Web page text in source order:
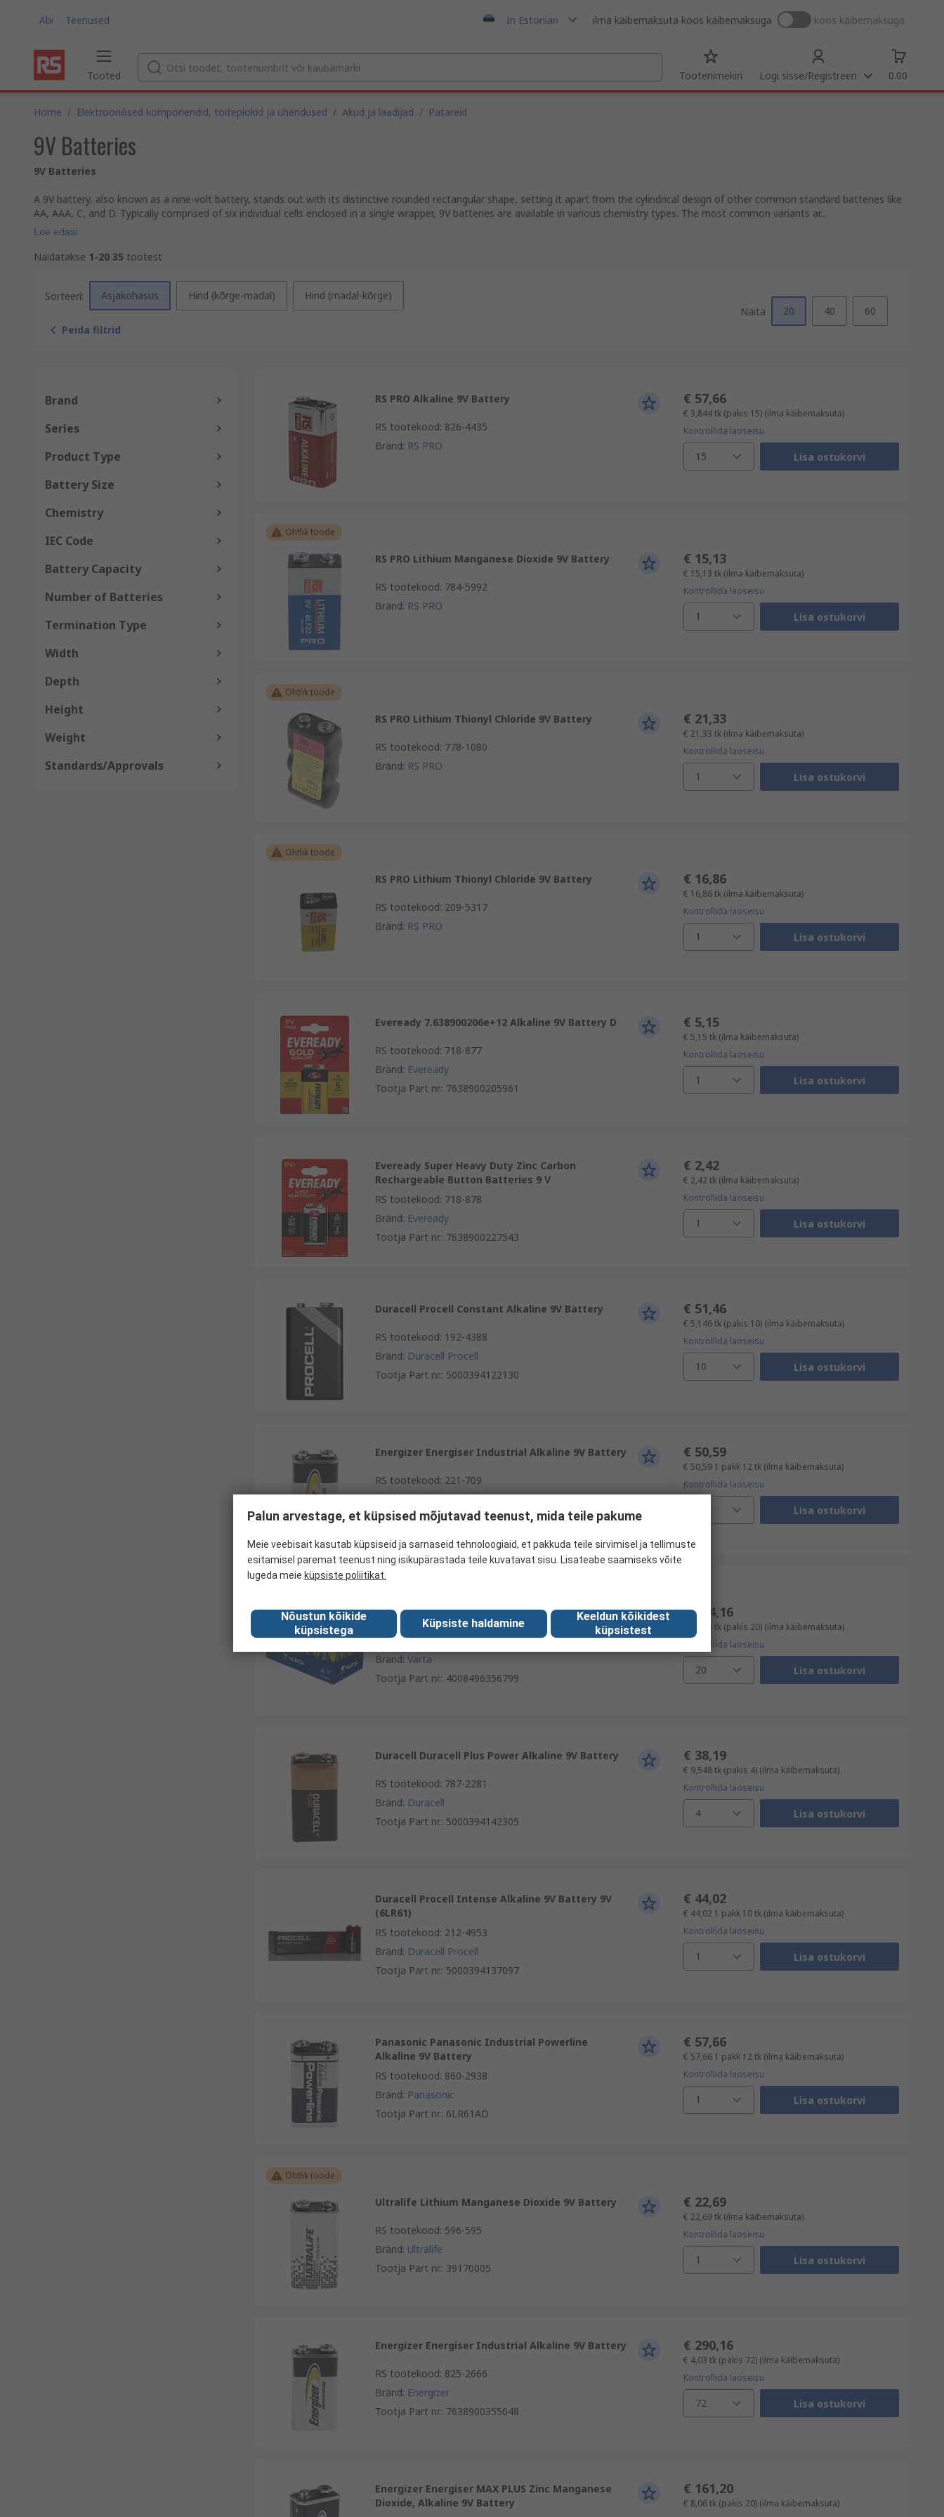
Abi Teenused In Estonian ilma käibemaksuta koos käibemaksuga koos käibemaksuga
Tooted Tootenimekiri Logi sisse/Registreeri 0.00
Home / Elektroonilised komponendid, toiteplokid ja ühendused / Akud ja laadijad / Patareid
9V Batteries
9V Batteries
A 9V battery, also known as a nine-volt battery, stands out with its distinctive rounded rectangular shape, setting it apart from the cylindrical design of other common standard batteries like
AA, AAA, C, and D. Typically comprised of six individual cells enclosed in a single wrapper, 9V batteries are available in various chemistry types. The most common variants ar...
Loe edasi
Näidatakse 1-20 35 tootest
Sorteeri: Asjakohasus Hind (kõrge-madal) Hind (madal-kõrge)
Peida filtrid
Näita 20 40 60
Brand
Series
Product Type
Battery Size
Chemistry
IEC Code
Battery Capacity
Number of Batteries
Termination Type
Width
Depth
Height
Weight
Standards/Approvals
RS PRO Alkaline 9V Battery
RS tootekood: 826-4435
Bränd: RS PRO
€ 57,66
€ 3,844tk (pakis 15) (ilma käibemaksuta)
Kontrollida laoseisu
15 Lisa ostukorvi
Ohtlik toode
RS PRO Lithium Manganese Dioxide 9V Battery
RS tootekood: 784-5992
Bränd: RS PRO
€ 15,13
€ 15,13 tk (ilma käibemaksuta)
Kontrollida laoseisu
1 Lisa ostukorvi
Ohtlik toode
RS PRO Lithium Thionyl Chloride 9V Battery
RS tootekood: 778-1080
Bränd: RS PRO
€ 21,33
€ 21,33 tk (ilma käibemaksuta)
Kontrollida laoseisu
1 Lisa ostukorvi
Ohtlik toode
RS PRO Lithium Thionyl Chloride 9V Battery
RS tootekood: 209-5317
Bränd: RS PRO
€ 16,86
€ 16,86tk (ilma käibemaksuta)
Kontrollida laoseisu
1 Lisa ostukorvi
Eveready 7.638900206e+12 Alkaline 9V Battery D
RS tootekood: 718-877
Bränd: Eveready
Tootja Part nr.: 7638900205961
€ 5,15
€ 5,15 tk (ilma käibemaksuta)
Kontrollida laoseisu
1 Lisa ostukorvi
Eveready Super Heavy Duty Zinc Carbon
Rechargeable Button Batteries 9 V
RS tootekood: 718-878
Bränd: Eveready
Tootja Part nr.: 7638900227543
€ 2,42
€ 2,42tk (ilma käibemaksuta)
Kontrollida laoseisu
1 Lisa ostukorvi
Duracell Procell Constant Alkaline 9V Battery
RS tootekood: 192-4388
Bränd: Duracell Procell
Tootja Part nr.: 5000394122130
€ 51,46
€ 5,146tk (pakis 10) (ilma käibemaksuta)
Kontrollida laoseisu
10 Lisa ostukorvi
Energizer Energiser Industrial Alkaline 9V Battery
RS tootekood: 221-709
Bränd:Energizer
Tootja Part nr.:7638900361094
€ 50,59
€ 50,59 1 pakk 12 tk (ilma käibemaksuta)
Kontrollida laoseisu
Lisa ostukorvi
Varta Varta Industrial Pro Alkaline 9V Battery
RS tootekood:803-8435
Bränd: Varta
Tootja Part nr.: 4008496356799
€ 104,16
€ 5,208tk (pakis 20) (ilma käibemaksuta)
Kontrollida laoseisu
20 Lisa ostukorvi
Duracell Duracell Plus Power Alkaline 9V Battery
RS tootekood: 787-2281
Bränd: Duracell
Tootja Part nr.: 5000394142305
€ 38,19
€ 9,548tk (pakis 4) (ilma käibemaksuta)
Kontrollida laoseisu
4 Lisa ostukorvi
Duracell Procell Intense Alkaline 9V Battery 9V
(6LR61)
RS tootekood: 212-4953
Bränd: Duracell Procell
Tootja Part nr.: 5000394137097
€ 44,02
€ 44,02 1 pakk 10 tk (ilma käibemaksuta)
Kontrollida laoseisu
1 Lisa ostukorvi
Panasonic Panasonic Industrial Powerline
Alkaline 9V Battery
RS tootekood: 860-2938
Bränd: Panasonic
Tootja Part nr.: 6LR61AD
€ 57,66
€ 57,66 1 pakk 12 tk (ilma käibemaksuta)
Kontrollida laoseisu
1 Lisa ostukorvi
Ohtlik toode
Ultralife Lithium Manganese Dioxide 9V Battery
RS tootekood: 596-595
Bränd: Ultralife
Tootja Part nr.: 39170005
€ 22,69
€ 22,69tk (ilma käibemaksuta)
Kontrollida laoseisu
1 Lisa ostukorvi
Energizer Energiser Industrial Alkaline 9V Battery
RS tootekood: 825-2666
Bränd: Energizer
Tootja Part nr.: 7638900355048
€ 290,16
€ 4,03 tk (pakis 72) (ilma käibemaksuta)
Kontrollida laoseisu
72 Lisa ostukorvi
Energizer Energiser MAX PLUS Zinc Manganese
Dioxide, Alkaline 9V Battery
€ 161,20
€ 8,06tk (pakis 20) (ilma käibemaksuta)
Palun arvestage, et küpsised mõjutavad teenust, mida teile pakume
Meie veebisait kasutab küpsiseid ja sarnaseid tehnoloogiaid, et pakkuda teile sirvimisel ja tellimuste
esitamisel paremat teenust ning isikupärastada teile kuvatavat sisu. Lisateabe saamiseks võite
lugeda meie küpsiste poliitikat.
Nõustun kõikide
küpsistega
Küpsiste haldamine
Keeldun kõikidest
küpsistest